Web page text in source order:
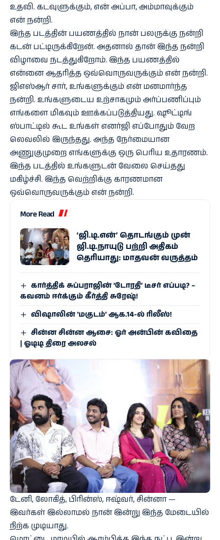
உதவி. கடவுளுக்கும், என் அப்பா, அம்மாவுக்கும்
என் நன்றி.
இந்த படத்தின் பயணத்தில் நான் பலருக்கு நன்றி
கடன் பட்டிருக்கிறேன். அதனால் தான் இந்த நன்றி
விழாவை நடத்துகிறோம். இந்த பயணத்தில்
என்னை ஆதரித்த ஒவ்வொருவருக்கும் என் நன்றி.
ஜிஎஸ்ஆர் சார், உங்களுக்கும் என் மனமார்ந்த
நன்றி. உங்களுடைய உற்சாகமும் அர்ப்பணிப்பும்
எங்களை மிகவும் ஊக்கப்படுத்தியது. ஷூட்டிங்
ஸ்பாட்டில் கூட உங்கள் எனர்ஜி எப்போதும் வேற
லெவலில் இருந்தது. அந்த நேர்மையான
அணுகுமுறை எங்களுக்கு ஒரு பெரிய உதாரணம்.
இந்த படத்தில் உங்களுடன் வேலை செய்தது
மகிழ்ச்சி. இந்த வெற்றிக்கு காரணமான
ஒவ்வொருவருக்கும் என் நன்றி.
More Read
‘ஜி.டி.என்’ தொடங்கும் முன்
ஜி.டி.நாயுடு பற்றி அதிகம்
தெரியாது: மாதவன் வருத்தம்
கார்த்திக் சுப்பராஜின் ‘டோரதி’ டீசர் எப்படி? –
கவனம் ஈர்க்கும் கீர்த்தி சுரேஷ்!
விஷாலின் ‘மகுடம்’ ஆக.14-ல் ரிலீஸ்!
சின்ன சின்ன ஆசை: ஓர் அன்பின் கவிதை
| ஓடிடி திரை அலசல்
டேனி, லோகித், பிரின்ஸ், ஈஷ்வர், சின்னா —
இவர்கள் இல்லாமல் நான் இன்று இந்த மேடையில்
நிற்க முடியாது.